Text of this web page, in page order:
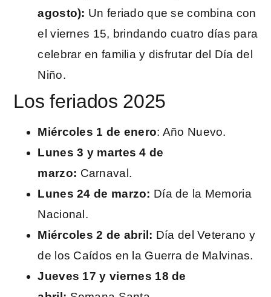
agosto): Un feriado que se combina con
el viernes 15, brindando cuatro días para
celebrar en familia y disfrutar del Día del
Niño.
Los feriados 2025
Miércoles 1 de enero: Año Nuevo.
Lunes 3 y martes 4 de
marzo: Carnaval.
Lunes 24 de marzo: Día de la Memoria
Nacional.
Miércoles 2 de abril: Día del Veterano y
de los Caídos en la Guerra de Malvinas.
Jueves 17 y viernes 18 de